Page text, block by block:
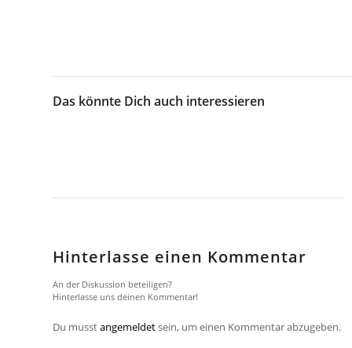
Das könnte Dich auch interessieren
Hinterlasse einen Kommentar
An der Diskussion beteiligen?
Hinterlasse uns deinen Kommentar!
Du musstangemeldetsein, um einen Kommentar abzugeben.